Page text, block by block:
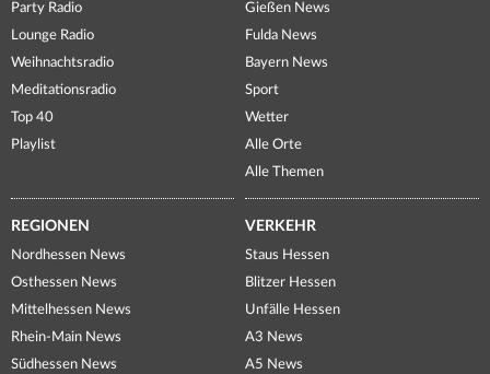
Party Radio
Lounge Radio
Weihnachtsradio
Meditationsradio
Top 40
Playlist
Gießen News
Fulda News
Bayern News
Sport
Wetter
Alle Orte
Alle Themen
REGIONEN
Nordhessen News
Osthessen News
Mittelhessen News
Rhein-Main News
Südhessen News
VERKEHR
Staus Hessen
Blitzer Hessen
Unfälle Hessen
A3 News
A5 News